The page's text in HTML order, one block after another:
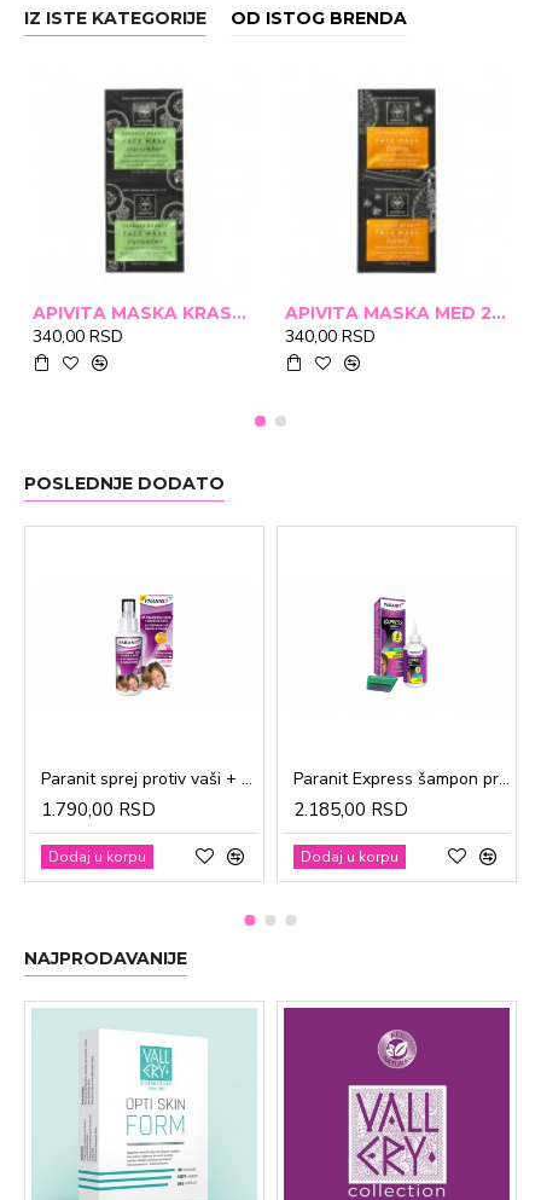
IZ ISTE KATEGORIJE OD ISTOG BRENDA
APIVITA MASKA KRASTAVAC 2X8ML
340,00 RSD
APIVITA MASKA MED 2X8ML
340,00 RSD
POSLEDNJE DODATO
Paranit sprej protiv vaši + češalj 100ml
1.790,00 RSD
Dodaj u korpu
Paranit Express šampon protiv vaši + češalj 200ml
2.185,00 RSD
Dodaj u korpu
NAJPRODAVANIJE